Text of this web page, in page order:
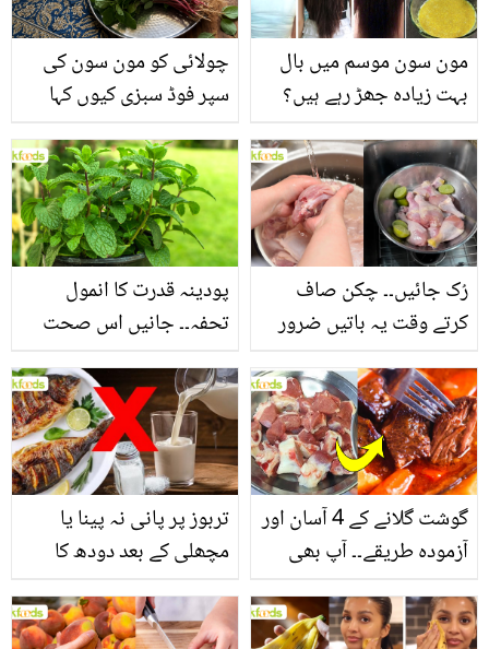
چولائی کو مون سون کی
سپر فوڈ سبزی کیوں کہا
منرلز اور اینٹی آکسیڈنٹس
سے بھرپور اس سبزی کے
فائدے
مون سون موسم میں بال
بہت زیادہ جھڑ رہے ہیں؟
بنانے کے چند قدرتی طریقے
پودینہ قدرت کا انمول
تحفہ۔۔ جانیں اس صحت
انگیز طبی فوائد
رُک جائیں۔۔ چکن صاف
کرتے وقت یہ باتیں ضرور
تربوز پر پانی نہ پینا یا
مچھلی کے بعد دودھ کا
سے متعلق غلط فہمیوں کی
گوشت گلانے کے 4 آسان اور
آزمودہ طریقے۔۔ آپ بھی
بتائے راز